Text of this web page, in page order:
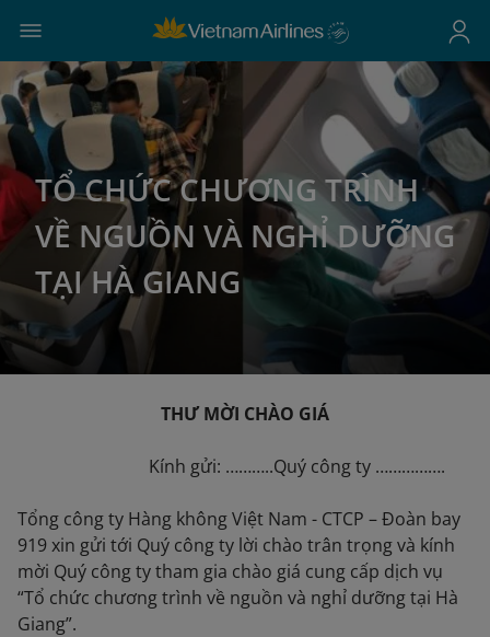
TỔ CHỨC CHƯƠNG TRÌNH
VỀ NGUỒN VÀ NGHỈ DƯỠNG
TẠI HÀ GIANG
THƯ MỜI CHÀO GIÁ
Kính gửi: ………..Quý công ty …………….
Tổng công ty Hàng không Việt Nam - CTCP – Đoàn bay
919 xin gửi tới Quý công ty lời chào trân trọng và kính
mời Quý công ty tham gia chào giá cung cấp dịch vụ
“Tổ chức chương trình về nguồn và nghỉ dưỡng tại Hà
Giang”.